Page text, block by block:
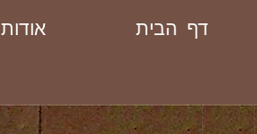
דף הבית אודות